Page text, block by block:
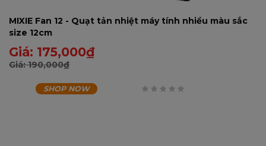
MIXIE Fan 12 - Quạt tản nhiệt máy tính nhiều màu sắc
size 12cm
Giá: 175,000₫
Giá:190,000₫
SHOP NOW